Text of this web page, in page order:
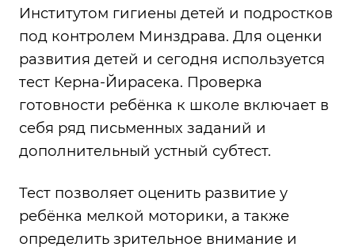
Институтом гигиены детей и подростков
под контролем Минздрава. Для оценки
развития детей и сегодня используется
тест Керна-Йирасека. Проверка
готовности ребёнка к школе включает в
себя ряд письменных заданий и
дополнительный устный субтест.
Тест позволяет оценить развитие у
ребёнка мелкой моторики, а также
определить зрительное внимание и